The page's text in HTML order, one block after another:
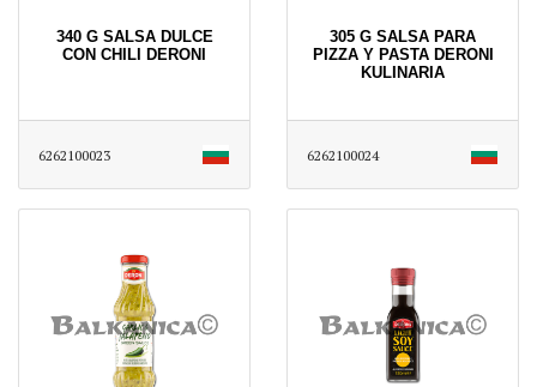
340 G SALSA DULCE
CON CHILI DERONI
6262100023
305 G SALSA PARA
PIZZA Y PASTA DERONI
KULINARIA
6262100024